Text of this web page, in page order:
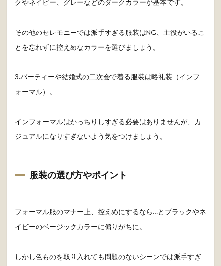
クやネイビー、グレーなどのダークカラーが基本です。
その他のセレモニーでは派手すぎる服装はNG、主役がいるこ
とを忘れずに控えめなカラーを選びましょう。
3.パーティーや結婚式の二次会で着る服装は略礼装（インフ
ォーマル）。
インフォーマルはかっちりしすぎる必要はありませんが、カ
ジュアルになりすぎないよう気をつけましょう。
服装の選び方やポイント
フォーマル服のマナー上、控えめにするなら…とブラックやネ
イビーのベージックカラーに偏りがちに。
しかし色ものを取り入れても問題のないシーンでは派手すぎ